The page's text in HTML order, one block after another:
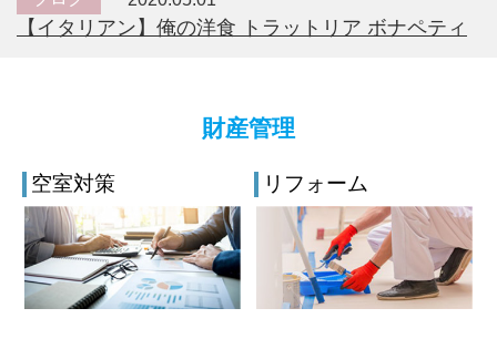
【イタリアン】俺の洋食 トラットリア ボナペティ
財産管理
空室対策 リフォーム